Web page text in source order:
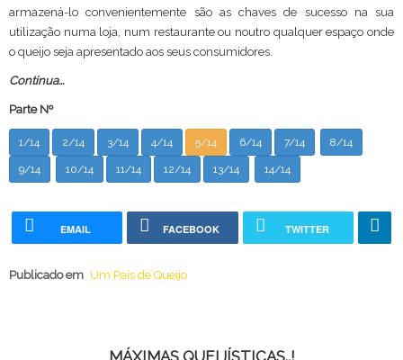
armazená-lo convenientemente são as chaves de sucesso na sua
utilização numa loja, num restaurante ou noutro qualquer espaço onde
o queijo seja apresentado aos seus consumidores.
Continua...
Parte Nº
1/14 2/14 3/14 4/14 5/14 6/14 7/14 8/14
9/14 10/14 11/14 12/14 13/14 14/14
EMAIL FACEBOOK TWITTER
Publicado em Um País de Queijo
MÁXIMAS QUEIJÍSTICAS..!